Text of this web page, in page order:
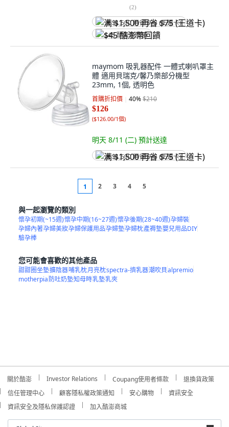
(2)
满 $1,500 再省 $75 (王道卡)
$45 酷澎幣回饋
maymom 吸乳器配件 一體式喇叭罩主
體 適用貝瑞克/馨乃樂部分機型
23mm, 1個, 透明色
首購折扣價 40%$210
$126
($126.00/1個)
明天 8/11 (二) 預計送達
满 $1,500 再省 $75 (王道卡)
1 2 3 4 5
與一起瀏覽的類別
懷孕初期(~15週)懷孕中期(16~27週)懷孕後期(28~40週)孕婦裝
孕婦內著孕婦美妝孕婦保護用品孕婦墊孕婦枕產褥墊嬰兒用品DIY
驗孕棒
您可能會喜歡的其他產品
甜甜圈坐墊擴陰器哺乳枕月亮枕spectra-擠乳器潮吹貝alpremio
motherpia 防吐奶墊知母時乳墊乳夾
關於酷澎 Investor Relations Coupang使用者條款
退換貨政策
信任管理中心
顧客隱私權政策通知 安心購物
資訊安全
資訊安全及隱私保護認證
加入酷澎商城